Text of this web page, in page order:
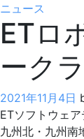
ニュース
ETロ
ーク
2021年11月4日
ETソフトウェ
九州北・九州南